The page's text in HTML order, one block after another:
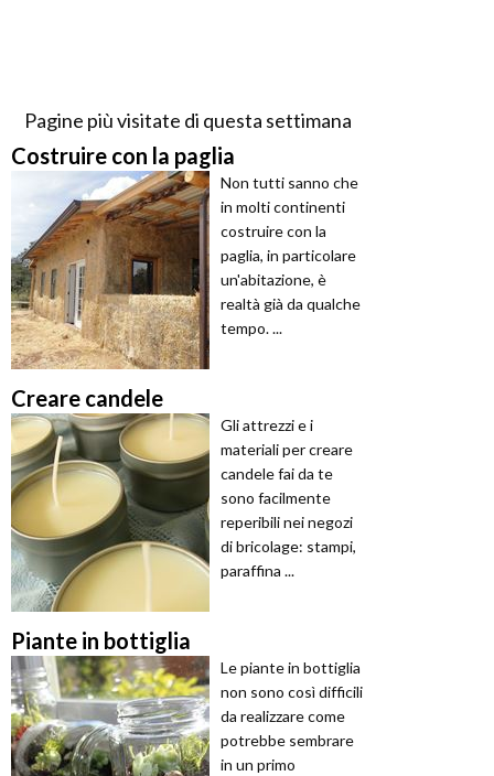
Pagine più visitate di questa settimana
Costruire con la paglia
Non tutti sanno che
in molti continenti
costruire con la
paglia, in particolare
un'abitazione, è
realtà già da qualche
tempo. ...
Creare candele
Gli attrezzi e i
materiali per creare
candele fai da te
sono facilmente
reperibili nei negozi
di bricolage: stampi,
paraffina ...
Piante in bottiglia
Le piante in bottiglia
non sono così difficili
da realizzare come
potrebbe sembrare
in un primo